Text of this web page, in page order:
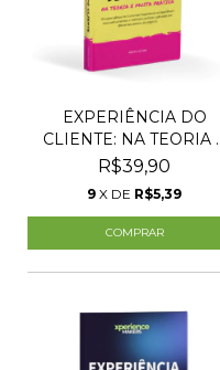
EXPERIÊNCIA DO
CLIENTE: NA TEORIA
MUIT...
R$39,90
9 X DE R$5,39